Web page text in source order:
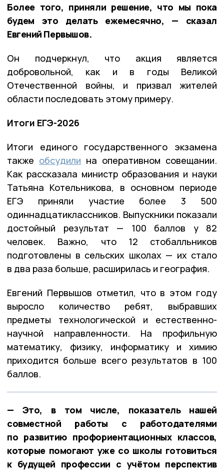
Более того, приняли решение, что мы пока
будем это делать ежемесячно, — сказал
Евгений Первышов.
Он подчеркнул, что акция является
добровольной, как и в годы Великой
Отечественной войны, и призвал жителей
области последовать этому примеру.
Итоги ЕГЭ-2026
Итоги единого государственного экзамена
также обсудили на оперативном совещании.
Как рассказала министр образования и науки
Татьяна Котельникова, в основном периоде
ЕГЭ приняли участие более 3 500
одиннадцатиклассников. Выпускники показали
достойный результат — 100 баллов у 82
человек. Важно, что 12 стобалльников
подготовлены в сельских школах — их стало
в два раза больше, расширилась и география.
Евгений Первышов отметил, что в этом году
выросло количество ребят, выбравших
предметы технологической и естественно-
научной направленности. На профильную
математику, физику, информатику и химию
приходится больше всего результатов в 100
баллов.
— Это, в том числе, показатель нашей
совместной работы с работодателями
по развитию профориентационных классов,
которые помогают уже со школы готовиться
к будущей профессии с учётом перспектив